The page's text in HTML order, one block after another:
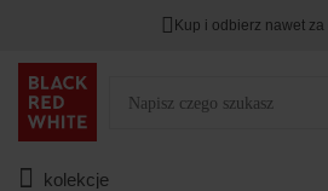
DODATKOWE -3%
Kup i odbierz nawet
kolekcje